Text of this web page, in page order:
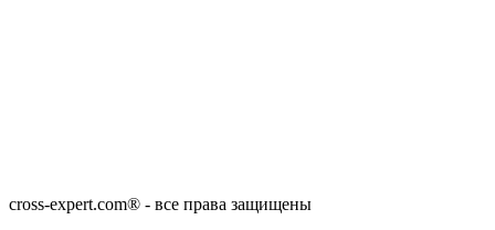
cross-expert.com® - все права защищены